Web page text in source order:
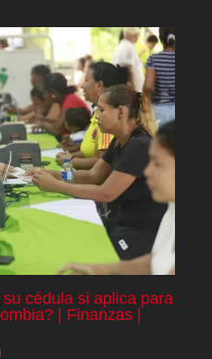
cédula si aplica para
| Finanzas |